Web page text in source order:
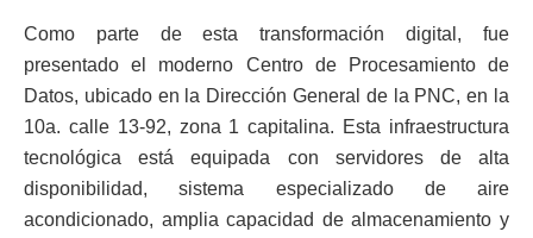
Como parte de esta transformación digital, fue
presentado el moderno Centro de Procesamiento de
Datos, ubicado en la Dirección General de la PNC, en la
10a. calle 13-92, zona 1 capitalina. Esta infraestructura
tecnológica está equipada con servidores de alta
disponibilidad, sistema especializado de aire
acondicionado, amplia capacidad de almacenamiento y